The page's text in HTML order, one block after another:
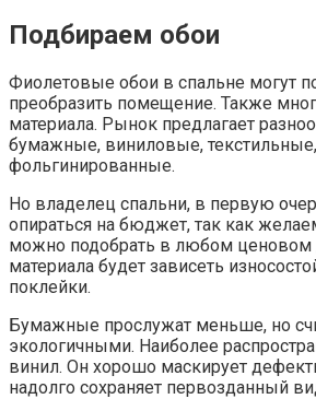
Подбираем обои
Фиолетовые обои в спальне могут
преобразить помещение. Также
материала. Рынок предлагает
бумажные, виниловые, текстильные,
фольгинированные.
Но владелец спальни, в первую
опираться на бюджет, так как
можно подобрать в любом ценовом
материала будет зависеть
поклейки.
Бумажные прослужат меньше, но
экологичными. Наиболее
винил. Он хорошо маскирует
надолго сохраняет первозданный